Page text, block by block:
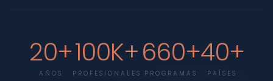
20+
AÑOS
100K+
PROFESIONALES
660+
PROGRAMAS
40+
PAÍSES